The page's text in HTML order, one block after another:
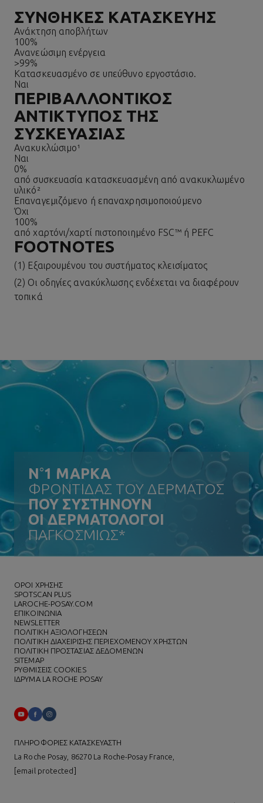
ΣΥΝΘΉΚΕΣ ΚΑΤΑΣΚΕΥΉΣ
Ανάκτηση αποβλήτων
100%
Ανανεώσιμη ενέργεια
>99%
Κατασκευασμένο σε υπεύθυνο εργοστάσιο.
Ναι
ΠΕΡΙΒΑΛΛΟΝΤΙΚΌΣ
ΑΝΤΊΚΤΥΠΟΣ ΤΗΣ
ΣΥΣΚΕΥΑΣΊΑΣ
Ανακυκλώσιμο¹
Ναι
0%
από συσκευασία κατασκευασμένη από ανακυκλωμένο
υλικό²
Επαναγεμιζόμενο ή επαναχρησιμοποιούμενο
Όχι
100%
από χαρτόνι/χαρτί πιστοποιημένο FSC™ ή PEFC
FOOTNOTES
(1) Εξαιρουμένου του συστήματος κλεισίματος
(2) Οι οδηγίες ανακύκλωσης ενδέχεται να διαφέρουν
τοπικά
N°1 ΜΑΡΚΑ
ΦΡΟΝΤΙΔΑΣ ΤΟΥ ΔΕΡΜΑΤΟΣ
ΠΟΥ ΣΥΣΤΗΝΟΥΝ
ΟΙ ΔΕΡΜΑΤΟΛΟΓΟΙ
ΠΑΓΚΟΣΜΙΩΣ*
ΌΡΟΙ ΧΡΗΣΗΣ
SPOTSCAN PLUS
LAROCHE-POSAY.COM
ΕΠΙΚΟΙΝΩΝΙΑ
NEWSLETTER
ΠΟΛΙΤΙΚΗ ΑΞΙΟΛΟΓΗΣΕΩΝ
ΠΟΛΙΤΙΚΗ ΔΙΑΧΕΙΡΙΣΗΣ ΠΕΡΙΕΧΟΜΕΝΟΥ ΧΡΗΣΤΩΝ
ΠΟΛΙΤΙΚΗ ΠΡΟΣΤΑΣΙΑΣ ΔΕΔΟΜΕΝΩΝ
SITEMAP
ΡΥΘΜΙΣΕΙΣ COOKIES
ΙΔΡΥΜΑ LA ROCHE POSAY
ΠΛΗΡΟΦΟΡΙΕΣ ΚΑΤΑΣΚΕΥΑΣΤΗ
La Roche Posay, 86270 La Roche-Posay France,
[email protected]